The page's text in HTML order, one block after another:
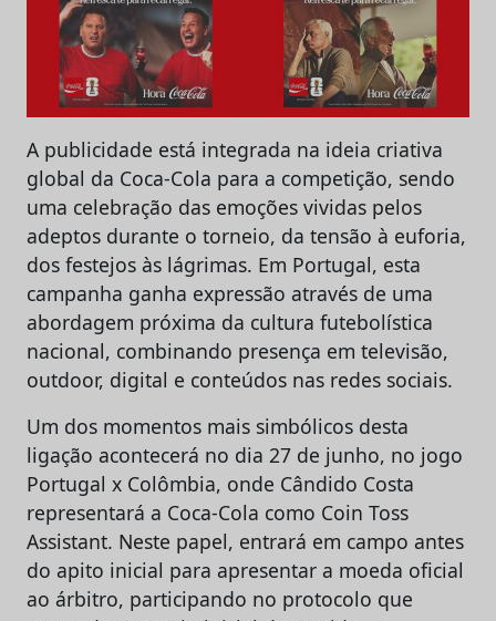
A publicidade está integrada na ideia criativa
global da Coca-Cola para a competição, sendo
uma celebração das emoções vividas pelos
adeptos durante o torneio, da tensão à euforia,
dos festejos às lágrimas. Em Portugal, esta
campanha ganha expressão através de uma
abordagem próxima da cultura futebolística
nacional, combinando presença em televisão,
outdoor, digital e conteúdos nas redes sociais.
Um dos momentos mais simbólicos desta
ligação acontecerá no dia 27 de junho, no jogo
Portugal x Colômbia, onde Cândido Costa
representará a Coca-Cola como Coin Toss
Assistant. Neste papel, entrará em campo antes
do apito inicial para apresentar a moeda oficial
ao árbitro, participando no protocolo que